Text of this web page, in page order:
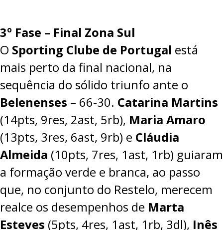
3º Fase – Final Zona Sul
O Sporting Clube de Portugal está
mais perto da final nacional, na
sequência do sólido triunfo ante o
Belenenses – 66-30. Catarina Martins
(14pts, 9res, 2ast, 5rb), Maria Amaro
(13pts, 3res, 6ast, 9rb) e Cláudia
Almeida (10pts, 7res, 1ast, 1rb) guiaram
a formação verde e branca, ao passo
que, no conjunto do Restelo, merecem
realce os desempenhos de Marta
Esteves (5pts, 4res, 1ast, 1rb, 3dl), Inês